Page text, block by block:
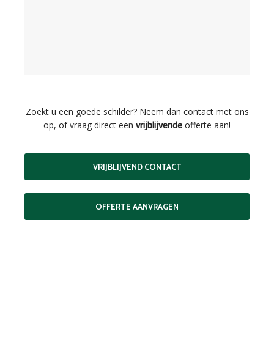
Zoekt u een goede schilder? Neem dan contact met ons
op, of vraag direct een vrijblijvende offerte aan!
VRIJBLIJVEND CONTACT
OFFERTE AANVRAGEN